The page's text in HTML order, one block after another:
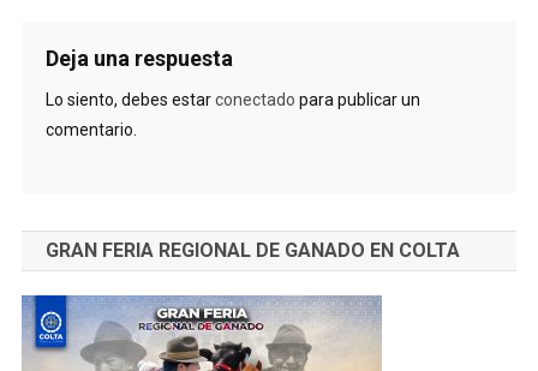
Deja una respuesta
Lo siento, debes estarconectado para publicar un
comentario.
GRAN FERIA REGIONAL DE GANADO EN COLTA